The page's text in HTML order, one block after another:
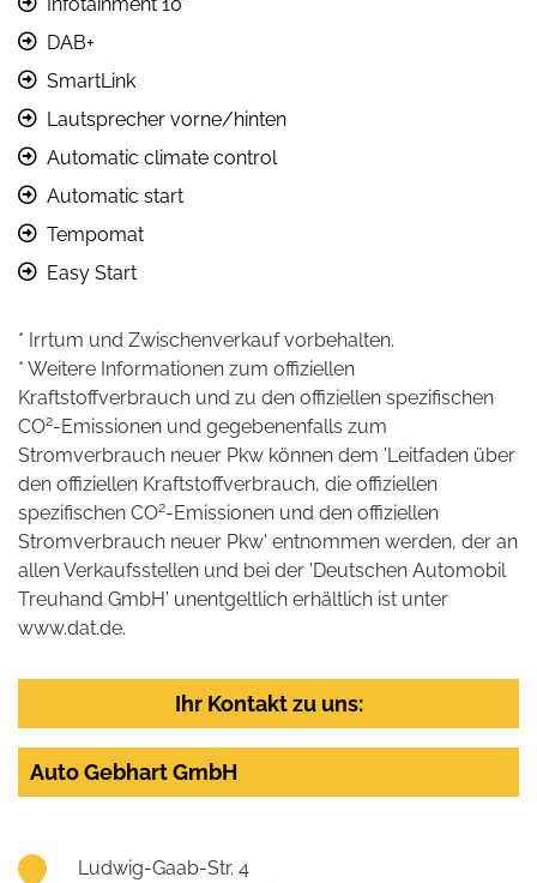
DAB+
SmartLink
Lautsprecher vorne/hinten
Automatic climate control
Automatic start
Tempomat
Easy Start
* Irrtum und Zwischenverkauf vorbehalten.
* Weitere Informationen zum offiziellen
Kraftstoffverbrauch und zu den offiziellen spezifischen
CO2-Emissionen und gegebenenfalls zum
Stromverbrauch neuer Pkw können dem 'Leitfaden über
den offiziellen Kraftstoffverbrauch, die offiziellen
spezifischen CO2-Emissionen und den offiziellen
Stromverbrauch neuer Pkw' entnommen werden, der an
allen Verkaufsstellen und bei der 'Deutschen Automobil
Treuhand GmbH' unentgeltlich erhältlich ist unter
www.dat.de.
Ihr Kontakt zu uns:
Auto Gebhart GmbH
Ludwig-Gaab-Str. 4